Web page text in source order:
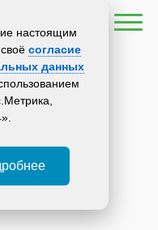
настоящим
согласие
данных